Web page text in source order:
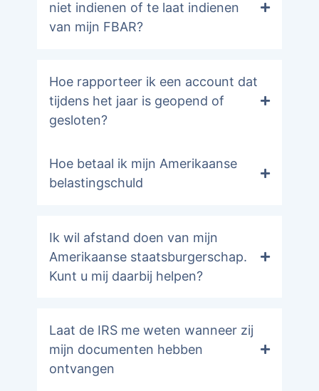
niet indienen of te laat indienen
van mijn FBAR?
Hoe rapporteer ik een account dat
tijdens het jaar is geopend of
gesloten?
Hoe betaal ik mijn Amerikaanse
belastingschuld
Ik wil afstand doen van mijn
Amerikaanse staatsburgerschap.
Kunt u mij daarbij helpen?
Laat de IRS me weten wanneer zij
mijn documenten hebben
ontvangen